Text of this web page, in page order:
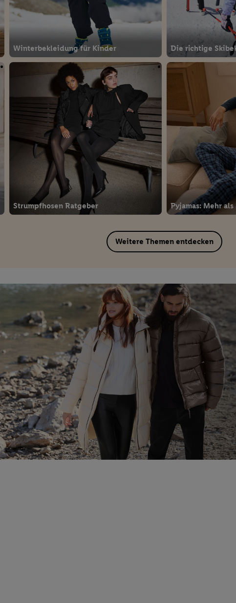
Winterbekleidung für Kinder Die richtige
Strumpfhosen Ratgeber Pyjamas: Mehr
Weitere Themen entdecken